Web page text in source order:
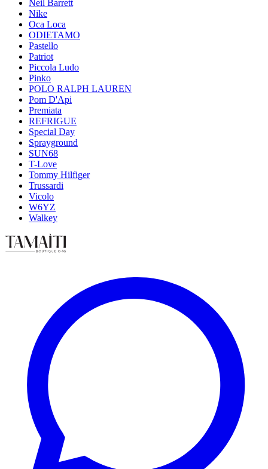
Neil Barrett
Nike
Oca Loca
ODIETAMO
Pastello
Patriot
Piccola Ludo
Pinko
POLO RALPH LAUREN
Pom D'Api
Premiata
REFRIGUE
Special Day
Sprayground
SUN68
T-Love
Tommy Hilfiger
Trussardi
Vicolo
W6YZ
Walkey